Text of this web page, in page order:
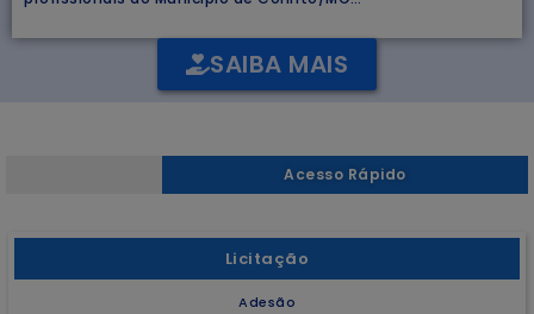
SAIBA MAIS
Acesso Rápido
Licitação
Adesão